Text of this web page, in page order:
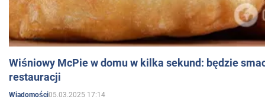
Wiśniowy McPie w domu w kilka sekund: będzie
restauracji
Wiadomości05.03.2025 17:14